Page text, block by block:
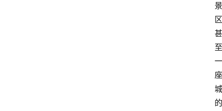
景
区
甚
至
一
座
城
的